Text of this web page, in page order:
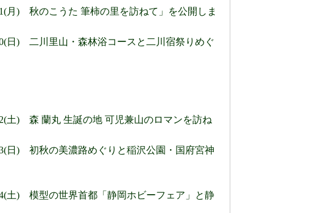
月) 秋のこうた 筆柿の里を訪ねて」を公開しま
日) 二川里山・森林浴コースと二川宿祭りめぐ
土) 森 蘭丸 生誕の地 可児兼山のロマンを訪ね
日) 初秋の美濃路めぐりと稲沢公園・国府宮神
土) 模型の世界首都「静岡ホビーフェア」と静